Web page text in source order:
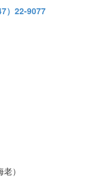
）22-9077
）